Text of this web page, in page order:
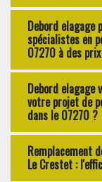
Debord
spécialistes en
07270 à des
Debord elagage
votre projet de
dans le 07270 ?
Remplacement
Le Crestet :